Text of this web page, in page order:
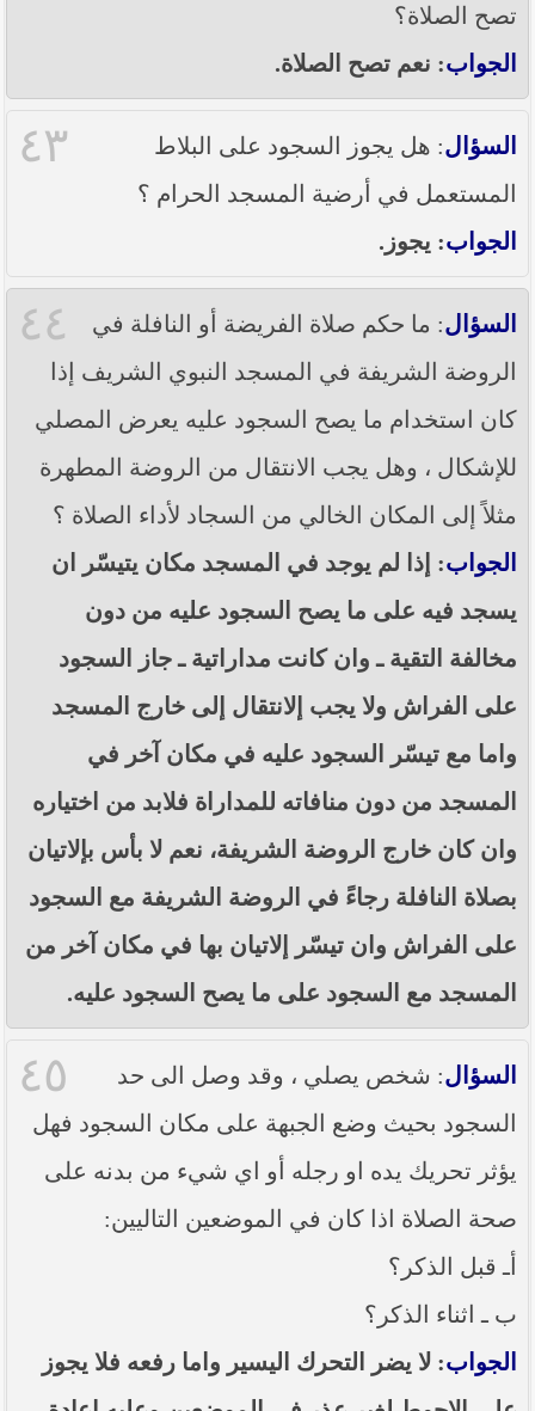
تصح الصلاة؟
الجواب: نعم تصح الصلاة.
٤٣ السؤال: هل يجوز السجود على البلاط
المستعمل في أرضية المسجد الحرام ؟
الجواب: يجوز.
٤٤ السؤال: ما حكم صلاة الفريضة أو النافلة في
الروضة الشريفة في المسجد النبوي الشريف إذا
كان استخدام ما يصح السجود عليه يعرض المصلي
للإشكال ، وهل يجب الانتقال من الروضة المطهرة
مثلاً إلى المكان الخالي من السجاد لأداء الصلاة ؟
الجواب: إذا لم يوجد في المسجد مكان يتيسّر ان
يسجد فيه على ما يصح السجود عليه من دون
مخالفة التقية ـ وان كانت مداراتية ـ جاز السجود
على الفراش ولا يجب إلانتقال إلى خارج المسجد
واما مع تيسّر السجود عليه في مكان آخر في
المسجد من دون منافاته للمداراة فلابد من اختياره
وان كان خارج الروضة الشريفة، نعم لا بأس بإلاتيان
بصلاة النافلة رجاءً في الروضة الشريفة مع السجود
على الفراش وان تيسّر إلاتيان بها في مكان آخر من
المسجد مع السجود على ما يصح السجود عليه.
٤٥ السؤال: شخص يصلي ، وقد وصل الى حد
السجود بحيث وضع الجبهة على مكان السجود فهل
يؤثر تحريك يده او رجله أو اي شيء من بدنه على
صحة الصلاة اذا كان في الموضعين التاليين:
أـ قبل الذكر؟
ب ـ اثناء الذكر؟
الجواب: لا يضر التحرك اليسير واما رفعه فلا يجوز